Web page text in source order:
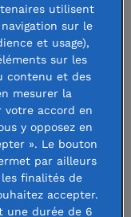
- 60304 SENLIS
la
le
utilisent
sur le
et usage),
sur les
contenu et des
mesurer la
votre accord en
y opposez en
». Le bouton
par ailleurs
finalités de
accepter.
une durée de 6